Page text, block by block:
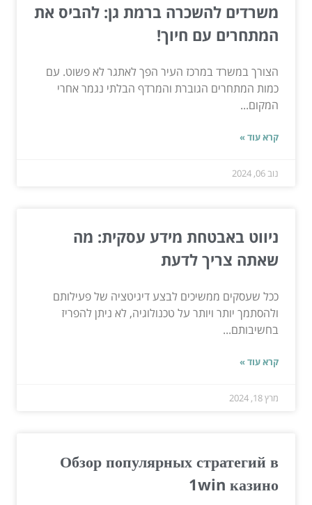
משרדים להשכרה ברמת גן: להביס את
המתחרים עם חיוך!
הצורך במשרד במרכז העיר הפך לאתגר לא פשוט. עם
כמות המתחרים הגוברת והמרדף הבלתי נגמר אחרי
המקום...
קרא עוד »
נוב 06, 2024
ניווט באבטחת מידע עסקית: מה
שאתה צריך לדעת
ככל שעסקים ממשיכים לבצע דיגיטציה של פעילותם
ולהסתמך יותר ויותר על טכנולוגיה, לא ניתן להפריז
בחשיבותם...
קרא עוד »
מרץ 18, 2024
Обзор популярных стратегий в
1win казино